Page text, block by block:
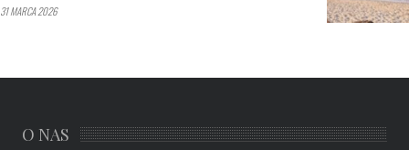
31 MARCA 2026
O NAS